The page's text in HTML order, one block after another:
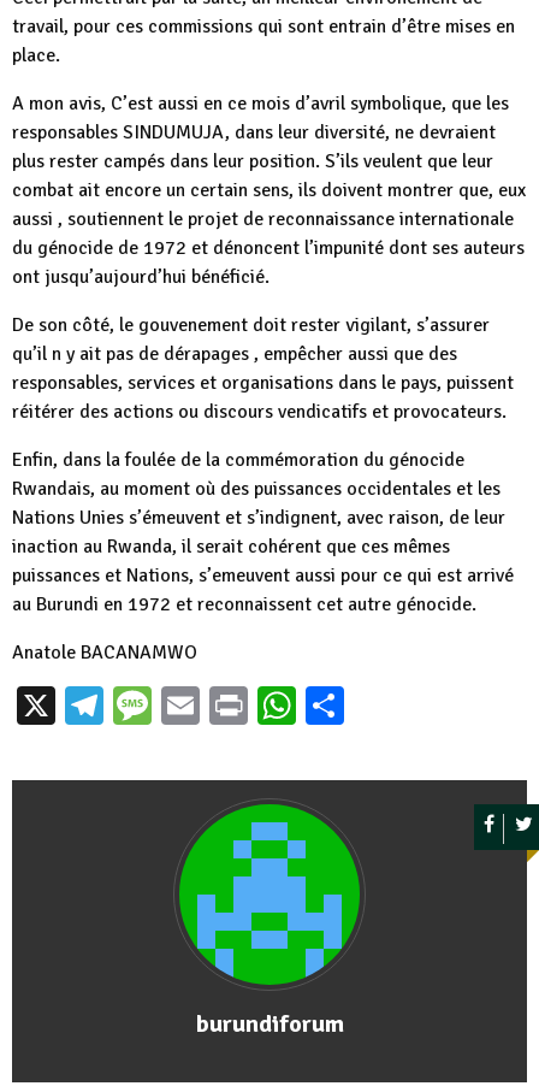
travail, pour ces commissions qui sont entrain d’être mises en
place.
A mon avis, C’est aussi en ce mois d’avril symbolique, que les
responsables SINDUMUJA, dans leur diversité, ne devraient
plus rester campés dans leur position. S’ils veulent que leur
combat ait encore un certain sens, ils doivent montrer que, eux
aussi , soutiennent le projet de reconnaissance internationale
du génocide de 1972 et dénoncent l’impunité dont ses auteurs
ont jusqu’aujourd’hui bénéficié.
De son côté, le gouvenement doit rester vigilant, s’assurer
qu’il n y ait pas de dérapages , empêcher aussi que des
responsables, services et organisations dans le pays, puissent
réitérer des actions ou discours vendicatifs et provocateurs.
Enfin, dans la foulée de la commémoration du génocide
Rwandais, au moment où des puissances occidentales et les
Nations Unies s’émeuvent et s’indignent, avec raison, de leur
inaction au Rwanda, il serait cohérent que ces mêmes
puissances et Nations, s’emeuvent aussi pour ce qui est arrivé
au Burundi en 1972 et reconnaissent cet autre génocide.
Anatole BACANAMWO
X Telegram
Message
EmailPrintWhatsApp
burundiforum